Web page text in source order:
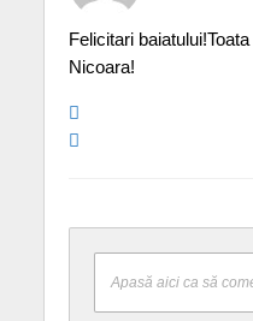
Felicitari
Nicoara!
Apasă aici ca să